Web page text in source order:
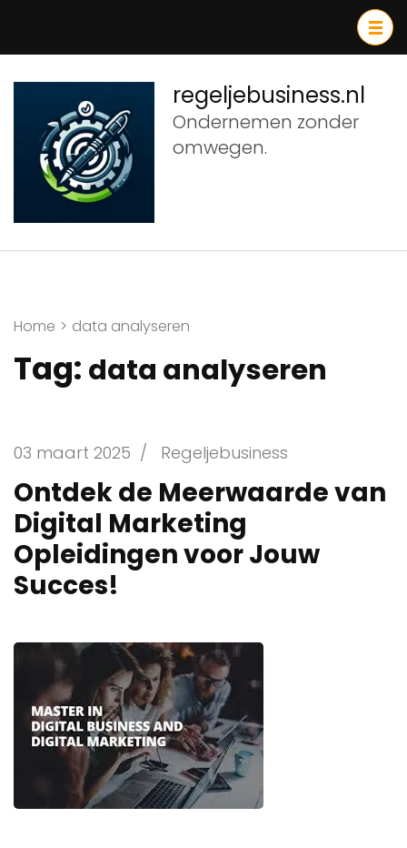
inhoud
(druk
Enter)
regeljebusiness.nl
Ondernemen zonder
omwegen.
Home > data analyseren
Tag: data analyseren
03 maart 2025 / Regeljebusiness
Ontdek de Meerwaarde van
Digital Marketing
Opleidingen voor Jouw
Succes!